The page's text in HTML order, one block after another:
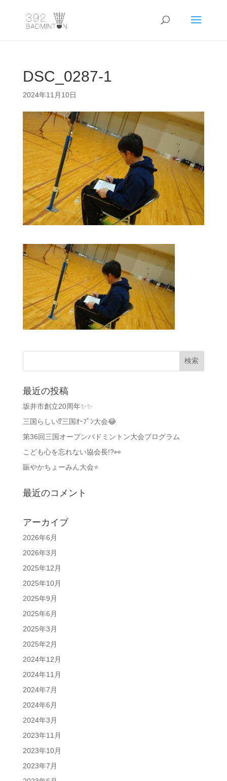
DSC_0287-1
2024年11月10日
最近の投稿
坂井市創立20周年✨✨
三国らしい⁉️三国ｵｰﾌﾟﾝ大会😂
第36回三国オープンバドミントン大会プログラム
こども心を忘れない協会長!?👀
賑やかちょーみん大会⭐
最近のコメント
アーカイブ
2026年6月
2026年3月
2025年12月
2025年10月
2025年9月
2025年6月
2025年3月
2025年2月
2024年12月
2024年11月
2024年7月
2024年6月
2024年3月
2023年11月
2023年10月
2023年7月